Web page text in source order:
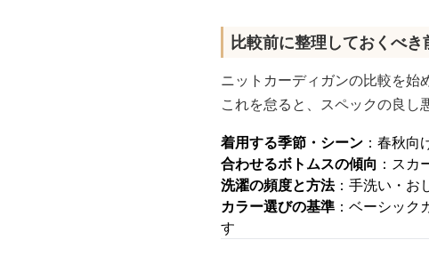
比較前に整理しておくべき
ニットカーディガンの比較を始
これを怠ると、スペックの良し
着用する季節・シーン ：春秋
合わせるボトムスの傾向 ：ス
洗濯の頻度と方法：手洗い・お
カラー選びの基準 ：ベーシッ
す